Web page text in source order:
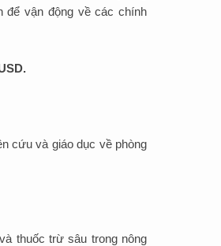
để vận động về các chính
cứu và giáo dục về phòng
thuốc trừ sâu trong nông